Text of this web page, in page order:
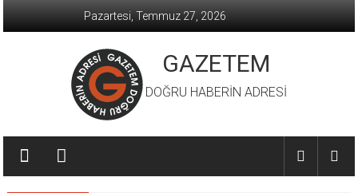
Pazartesi, Temmuz 27, 2026
GAZETEM
DOĞRU HABERİN ADRESİ